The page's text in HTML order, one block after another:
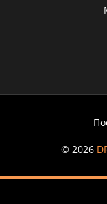
© 2026